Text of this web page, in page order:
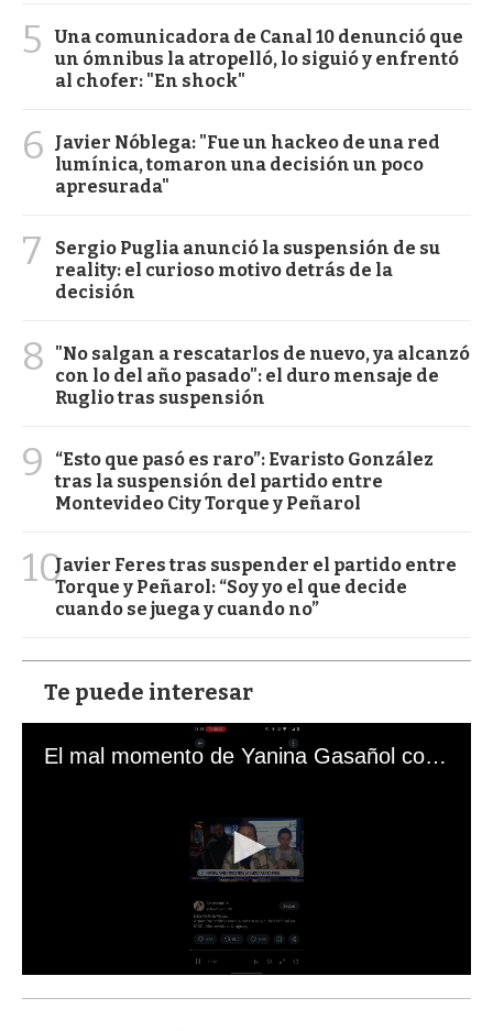
5
Una comunicadora de Canal 10 denunció que
un ómnibus la atropelló, lo siguió y enfrentó
al chofer: "En shock"
6
Javier Nóblega: "Fue un hackeo de una red
lumínica, tomaron una decisión un poco
apresurada"
7
Sergio Puglia anunció la suspensión de su
reality: el curioso motivo detrás de la
decisión
8
"No salgan a rescatarlos de nuevo, ya alcanzó
con lo del año pasado": el duro mensaje de
Ruglio tras suspensión
9
“Esto que pasó es raro”: Evaristo González
tras la suspensión del partido entre
Montevideo City Torque y Peñarol
10Javier Feres tras suspender el partido entre
Torque y Peñarol: “Soy yo el que decide
cuando se juega y cuando no”
Te puede interesar
El mal momento de Yanina Gasañol con un hincha argentino en "Subrayado"
s